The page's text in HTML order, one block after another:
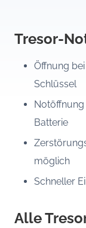
Tresor-
Öffnung
Schlüssel
Batterie
möglich
Schneller
Alle